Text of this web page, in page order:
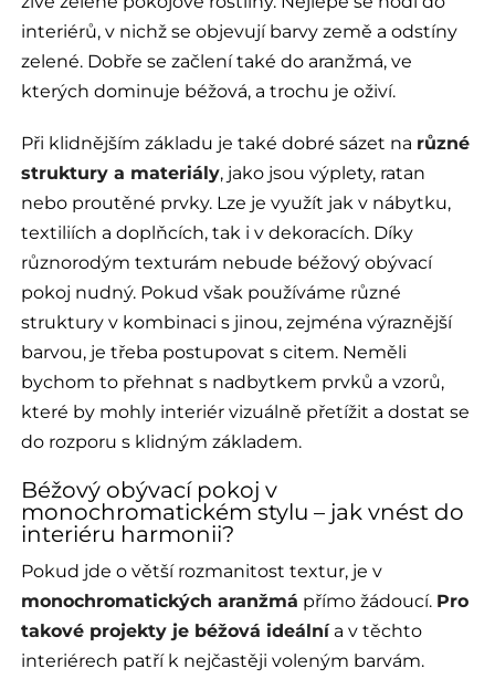
interiérů, v nichž se objevují barvy země a odstíny
zelené. Dobře se začlení také do aranžmá, ve
kterých dominuje béžová, a trochu je oživí.
Při klidnějším základu je také dobré sázet na různé
struktury a materiály, jako jsou výplety, ratan
nebo proutěné prvky. Lze je využít jak v nábytku,
textiliích a doplňcích, tak i v dekoracích. Díky
různorodým texturám nebude béžový obývací
pokoj nudný. Pokud však používáme různé
struktury v kombinaci s jinou, zejména výraznější
barvou, je třeba postupovat s citem. Neměli
bychom to přehnat s nadbytkem prvků a vzorů,
které by mohly interiér vizuálně přetížit a dostat se
do rozporu s klidným základem.
Béžový obývací pokoj v
monochromatickém stylu – jak vnést do
interiéru harmonii?
Pokud jde o větší rozmanitost textur, je v
monochromatických aranžmá přímo žádoucí. Pro
takové projekty je béžová ideálnía v těchto
interiérech patří k nejčastěji voleným barvám.